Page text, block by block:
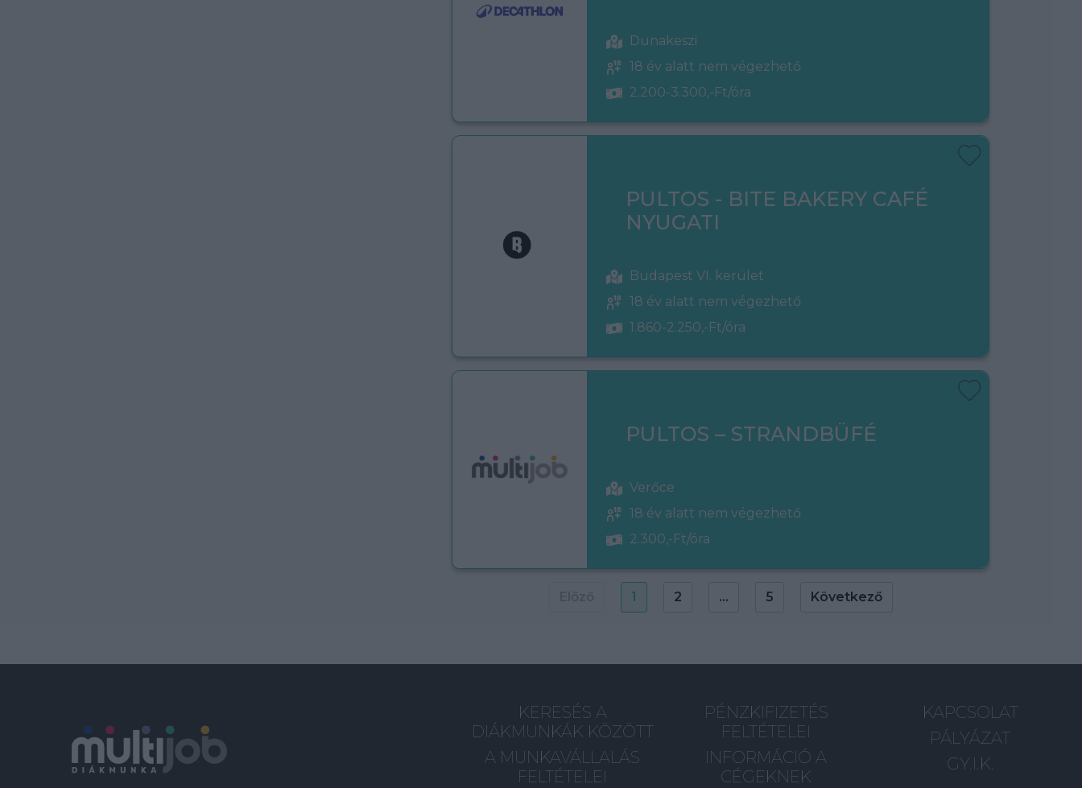
Dunakeszi
18 év alatt nem végezhető
2.200-3.300,-Ft/óra
PULTOS - BITE BAKERY CAFÉ
NYUGATI
Budapest VI. kerület
18 év alatt nem végezhető
1.860-2.250,-Ft/óra
PULTOS – STRANDBÜFÉ
Verőce
18 év alatt nem végezhető
2.300,-Ft/óra
1 2 ... 5 Következő
KERESÉS A
DIÁKMUNKÁK KÖZÖTT
A MUNKAVÁLLALÁS
FELTÉTELEI
PÉNZKIFIZETÉS
FELTÉTELEI
INFORMÁCIÓ A
CÉGEKNEK
KAPCSOLAT
PÁLYÁZAT
GY.I.K.